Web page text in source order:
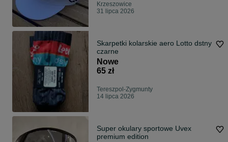
Krzeszowice
31 lipca 2026
Skarpetki kolarskie aero Lotto dstny
czarne
Nowe
65 zł
Tereszpol-Zygmunty
14 lipca 2026
Super okulary sportowe Uvex
premium edition